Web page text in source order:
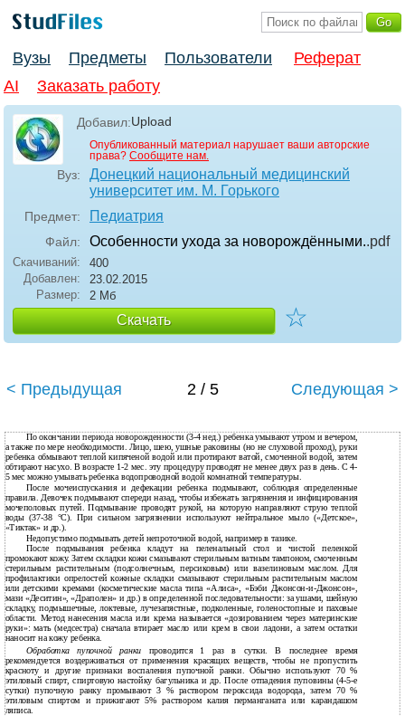
Вузы Предметы Пользователи
Реферат
AI
Заказать работу
Добавил:Upload
Опубликованный материал нарушает ваши авторские
права? Сообщите нам.
Вуз:
Донецкий национальный медицинский
университет им. М. Горького
Предмет: Педиатрия
Файл: Особенности ухода за новорождёнными..pdf
Скачиваний:
400
Добавлен:
23.02.2015
Размер:
2 Мб
Скачать ☆
< Предыдущая 2 / 5 Следующая >
По окончании периода новорожденности (3-4 нед.) ребенка умывают утром и вечером,
а также по мере необходимости. Лицо, шею, ушные раковины (но не слуховой проход), руки
ребенка обмывают теплой кипяченой водой или протирают ватой, смоченной водой, затем
обтирают насухо. В возрасте 1-2 мес. эту процедуру проводят не менее двух раз в день. С 4-
5 мес можно умывать ребенка водопроводной водой комнатной температуры.
После мочеиспускания и дефекации ребенка подмывают, соблюдая определенные
правила. Девочек подмывают спереди назад, чтобы избежать загрязнения и инфицирования
мочеполовых путей. Подмывание проводят рукой, на которую направляют струю теплой
воды (37-38 °С). При сильном загрязнении используют нейтральное мыло («Детское»,
«Тиктак» и др.).
Недопустимо подмывать детей непроточной водой, например в тазике.
После подмывания ребенка кладут на пеленальный стол и чистой пеленкой
промокают кожу. Затем складки кожи смазывают стерильным ватным тампоном, смоченным
стерильным растительным (подсолнечным, персиковым) или вазелиновым маслом. Для
профилактики опрелостей кожные складки смазывают стерильным растительным маслом
или детскими кремами (косметические масла типа «Алиса», «Бэби Джонсон-и-Джонсон»,
мази «Деситин», «Драполен» и др.) в определенной последовательности: за ушами, шейную
складку, подмышечные, локтевые, лучезапястные, подколенные, голеностопные и паховые
области. Метод нанесения масла или крема называется «дозированием через материнские
руки»: мать (медсестра) сначала втирает масло или крем в свои ладони, а затем остатки
наносит на кожу ребенка.
Обработка пупочной ранки проводится 1 раз в сутки. В последнее время
рекомендуется воздерживаться от применения красящих веществ, чтобы не пропустить
красноту и другие признаки воспаления пупочной ранки. Обычно используют 70 %
этиловый спирт, спиртовую настойку багульника и др. После отпадения пуповины (4-5-е
сутки) пупочную ранку промывают 3 % раствором пероксида водорода, затем 70 %
этиловым спиртом и прижигают 5% раствором калия перманганата или карандашом
ляписа.